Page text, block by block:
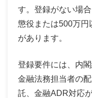
す。登録がない場
懲役または500万円
があります。
登録要件には、内
金融法務担当者の
託、金融ADR対応